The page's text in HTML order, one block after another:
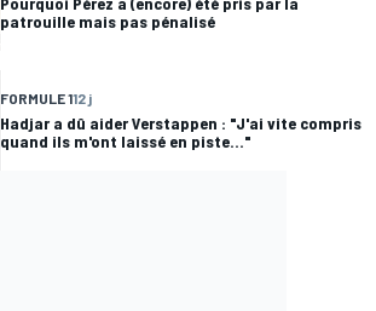
patrouille mais pas pénalisé
FORMULE 112 j
Hadjar a dû aider Verstappen : "J'ai vite compris
quand ils m'ont laissé en piste..."